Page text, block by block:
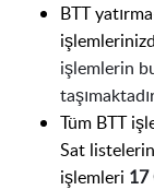
BTT
işlemlerin
Tüm BTT
Sat liste
işlemleri 17